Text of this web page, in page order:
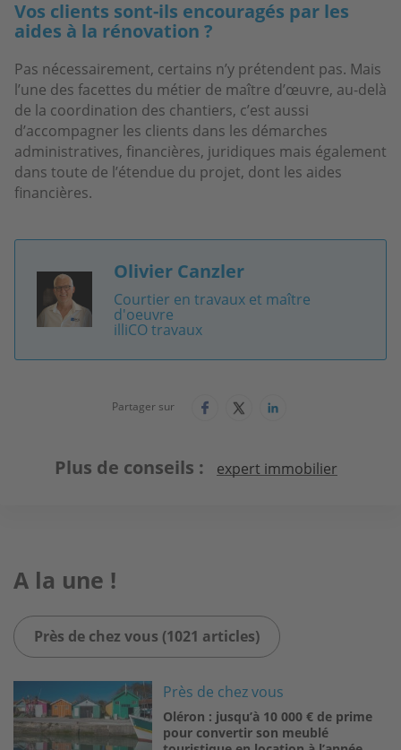
Vos clients sont-ils encouragés par les
aides à la rénovation ?
Pas nécessairement, certains n’y prétendent pas. Mais
l’une des facettes du métier de maître d’œuvre, au-delà
de la coordination des chantiers, c’est aussi
d’accompagner les clients dans les démarches
administratives, financières, juridiques mais également
dans toute de l’étendue du projet, dont les aides
financières.
Image Olivier Canzler
Courtier en travaux et maître
d'oeuvre
illiCO travaux
Partager sur
Plus de conseils expert immobilier
A la une !
Près de chez vous (1021 articles)
Près de chez vous
Oléron : jusqu’à 10 000 € de prime
pour convertir son meublé